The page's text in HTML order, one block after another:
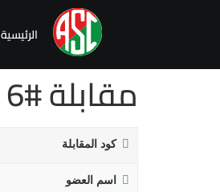
الرئيسية
مقابلة #6
كود المقابلة
اسم العضو